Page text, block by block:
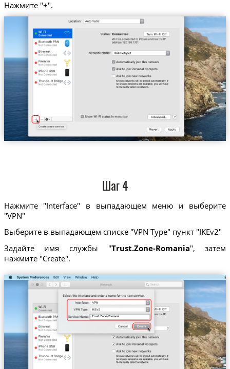
Нажмите "+".
Шаг 4
Нажмите "Interface" в выпадающем меню и выберите
"VPN"
Выберите в выпадающем списке "VPN Type" пункт "IKEv2"
Задайте имя службы "Trust.Zone-Romania", затем
нажмите "Create".
Trust.Zone-Romania